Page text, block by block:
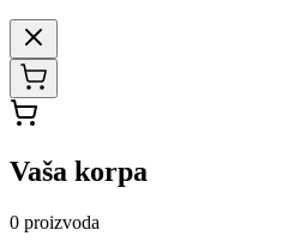
Vaša korpa
0 proizvoda